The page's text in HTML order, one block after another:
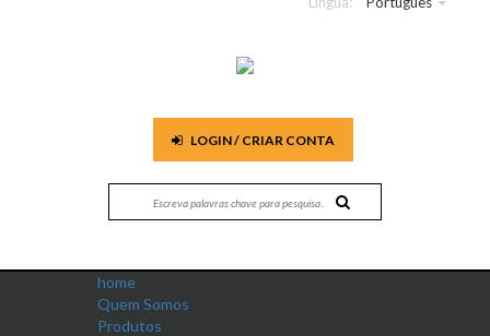
LOGIN / CRIAR CONTA
home
Quem Somos
Produtos